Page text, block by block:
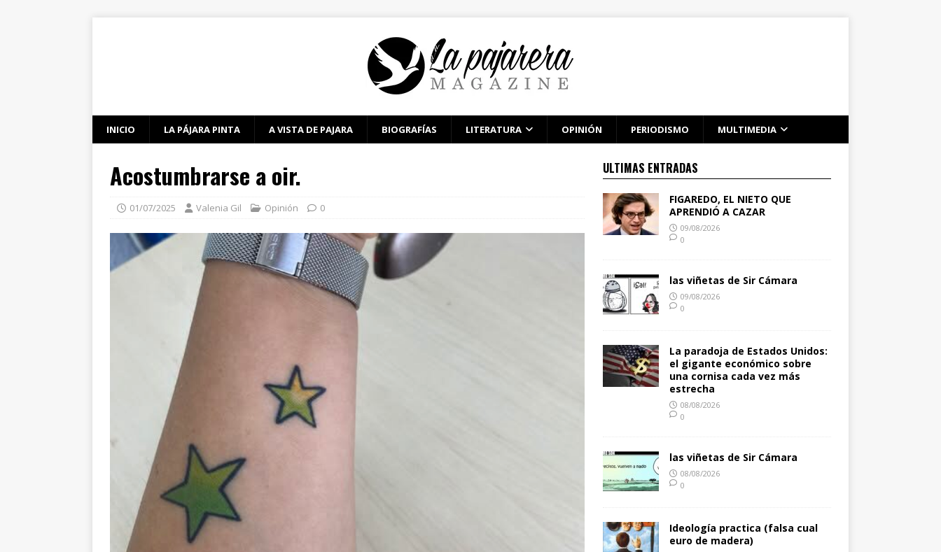
INICIO LA PÁJARA PINTA A VISTA DE PAJARA BIOGRAFÍAS LITERATURA OPINIÓN PERIODISMO MULTIMEDIA
Acostumbrarse a oir.
01/07/2025 Valenia Gil Opinión 0
ULTIMAS ENTRADAS
FIGAREDO, EL NIETO QUE
APRENDIÓ A CAZAR
09/08/2026
0
las viñetas de Sir Cámara
09/08/2026
0
La paradoja de Estados Unidos:
el gigante económico sobre
una cornisa cada vez más
estrecha
08/08/2026
0
las viñetas de Sir Cámara
08/08/2026
0
Ideología practica (falsa cual
euro de madera)